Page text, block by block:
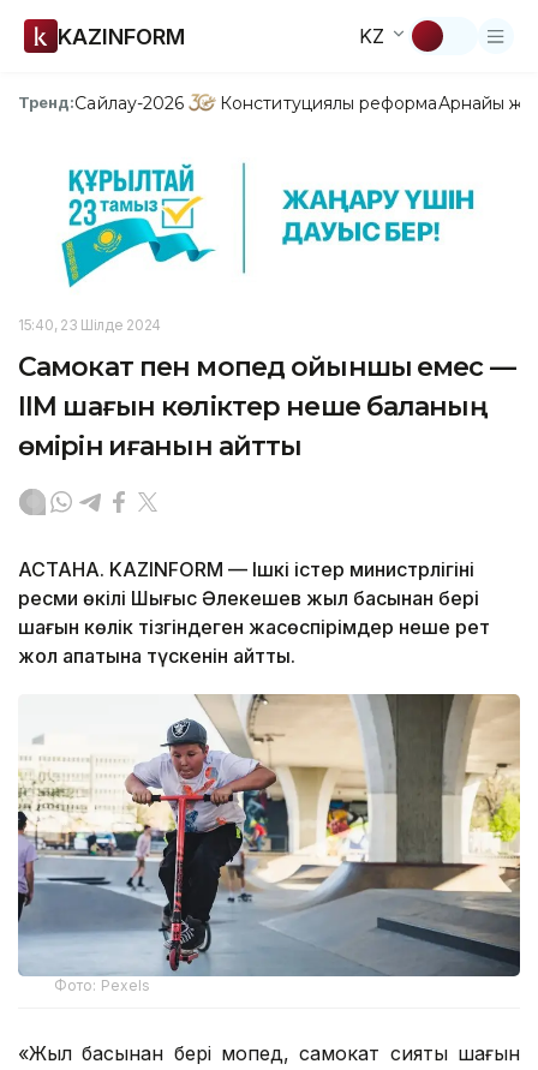
KAZINFORM KZ
Тренд:Сайлау-2026 Конституциялық реформаАрнайы
15:40, 23 Шілде 2024
Самокат пен мопед ойыншық емес —
ІІМ шағын көліктер неше баланың
өмірін қиғанын айтты
АСТАНА. KAZINFORM — Ішкі істер министрлігінің
ресми өкілі Шыңғыс Әлекешев жыл басынан бері
шағын көлік тізгіндеген жасөспірімдер неше рет
жол апатына түскенін айтты.
Фото: Pexels
«Жыл басынан бері мопед, самокат сияқты шағын